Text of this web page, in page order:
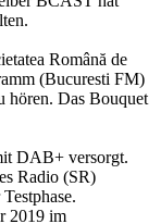
Română de
(Bucuresti FM)
hören. Das Bouquet
DAB+ versorgt.
Radio (SR)
2019 im